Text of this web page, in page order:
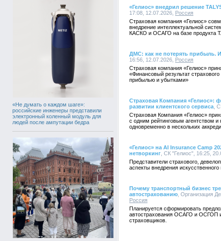
«Не думать о каждом шаге»:
российские инженеры представили
электронный коленный модуль для
людей после ампутации бедра
«Гелиос» внедрил решение
17:08, 12.07.2026, Россия
Страховая компания «Гелиос»
внедрение интеллектуальной
КАСКО и ОСАГО на базе продукта
ДМС: как не потерять прибыль.
16:56, 12.07.2026, Россия
Страховая компания «Гелиос»
«Финансовый результат
прибылью и убытками»
Страховая Компания «Гелиос»:
развитии клиентского сервиса ,
Страховая Компания «Гелиос»
с одним рейтинговым агентством и
одновременно в нескольких
«Гелиос» на AI Insurance Camp
нетворкинг , СК "Гелиос", 16:25,
Представители страхового,
аспекты внедрения
Почему транспортный бизнес
автострахованию , Организация
Россия
Планируется сформировать
автострахования ОСАГО и ОСГОП и
страховщиков.